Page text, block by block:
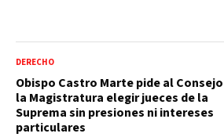
DERECHO
Obispo Castro Marte pide al
la Magistratura elegir jueces de la
Suprema sin presiones ni intereses
particulares